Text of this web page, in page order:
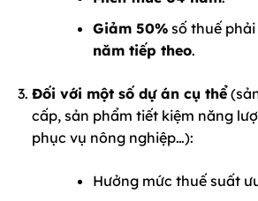
Giảm 50%số thuế
năm tiếp theo.
Đối với một số dự án cụ thể
cấp, sản phẩm tiết kiệm năng
phục vụ nông nghiệp…):
Hưởng mức thuế suất